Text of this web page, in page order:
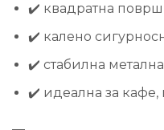
✔️ квадратна
✔️ калено
✔️ стабилна
✔️ идеална за кафе,